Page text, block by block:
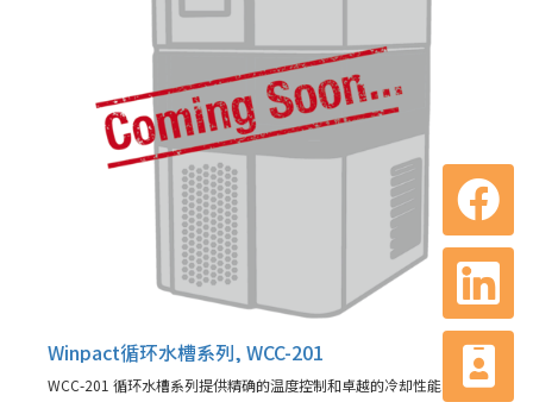
Winpact循环水槽系列, WCC-201
WCC-201 循环水槽系列提供精确的温度控制和卓越的冷却性能，满足您的发酵需求及其他应用。